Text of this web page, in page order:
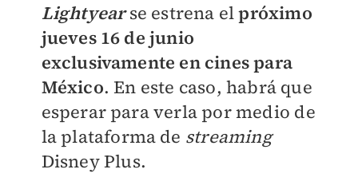
Lightyearse estrena elpróximo
jueves 16 de junio
exclusivamente en cines para
México. En este caso, habrá que
esperar para verla por medio de
la plataforma de streaming
Disney Plus.